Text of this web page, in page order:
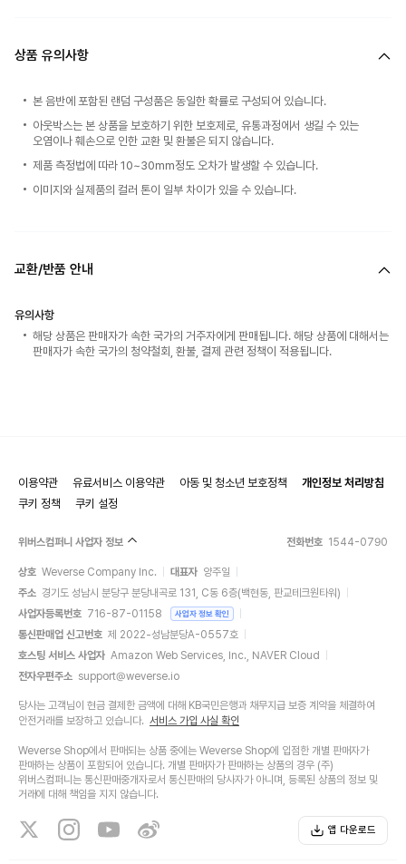
상품 유의사항
본 음반에 포함된 랜덤 구성품은 동일한 확률로 구성되어 있습니다.
아웃박스는 본 상품을 보호하기 위한 보호제로, 유통과정에서 생길 수 있는
오염이나 훼손으로 인한 교환 및 환불은 되지 않습니다.
제품 측정법에 따라 10~30mm정도 오차가 발생할 수 있습니다.
이미지와 실제품의 컬러 톤이 일부 차이가 있을 수 있습니다.
교환/반품 안내
유의사항
해당 상품은 판매자가 속한 국가의 거주자에게 판매됩니다. 해당 상품에 대해서는
판매자가 속한 국가의 청약철회, 환불, 결제 관련 정책이 적용됩니다.
이용약관 유료서비스 이용약관 아동 및 청소년 보호정책
개인정보 처리방침
쿠키 정책
쿠키 설정
위버스컴퍼니 사업자 정보 전화번호 1544-0790
상호 Weverse Company Inc. 대표자 양주일
주소 경기도 성남시 분당구 분당내곡로 131, C동 6층(백현동, 판교테크원타워)
사업자등록번호 716-87-01158 사업자 정보 확인
통신판매업 신고번호 제 2022-성남분당A-0557호
호스팅 서비스 사업자 Amazon Web Services, Inc., NAVER Cloud
전자우편주소 support@weverse.io
당사는 고객님이 현금 결제한 금액에 대해 KB국민은행과 채무지급 보증 계약을 체결하여
안전거래를 보장하고 있습니다. 서비스 가입 사실 확인
Weverse Shop에서 판매되는 상품 중에는 Weverse Shop에 입점한 개별 판매자가
판매하는 상품이 포함되어 있습니다. 개별 판매자가 판매하는 상품의 경우 (주)
위버스컴퍼니는 통신판매중개자로서 통신판매의 당사자가 아니며, 등록된 상품의 정보 및
거래에 대해 책임을 지지 않습니다.
앱 다운로드